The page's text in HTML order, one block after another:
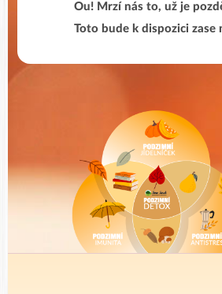
Ou! Mrzí nás to, už je
Toto bude k dispozici zase